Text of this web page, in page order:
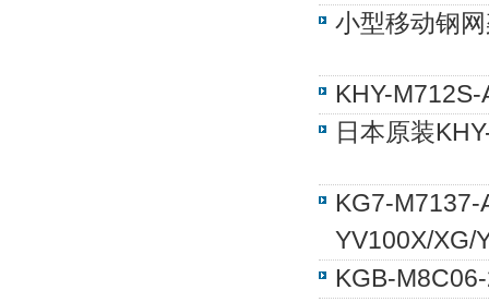
小型移动钢
KHY-
日本原装
KG7-M7137-
YV100X/XG/
KGB-